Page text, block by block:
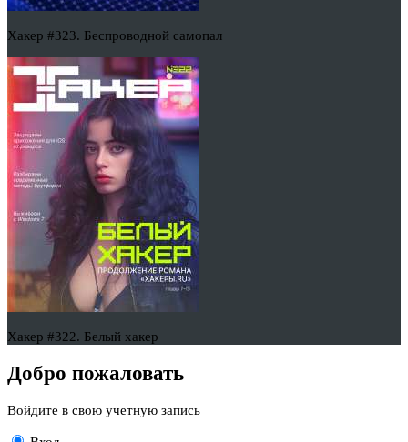
Хакер #323. Беспроводной самопал
Хакер #322. Белый хакер
Добро пожаловать
Войдите в свою учетную запись